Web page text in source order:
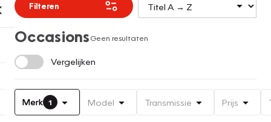
Filteren
OccasionsGeen resultaten
Vergelijken
Merk 1 Model Transmissie Prijs